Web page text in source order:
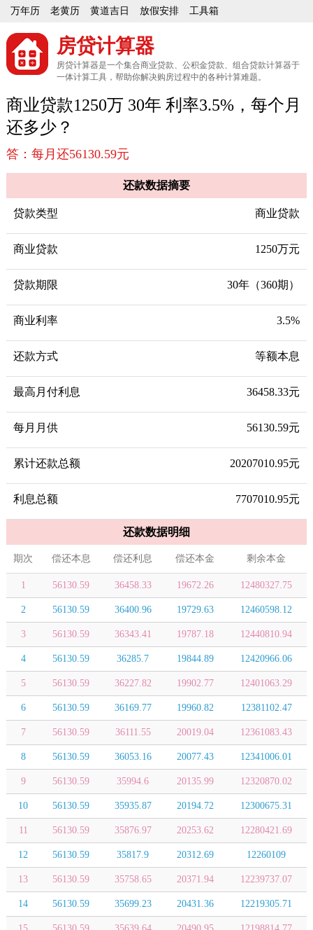
万年历 老黄历 黄道吉日 放假安排 工具箱
房贷计算器
房贷计算器是一个集合商业贷款、公积金贷款、组合贷款计算器于
一体计算工具，帮助你解决购房过程中的各种计算难题。
商业贷款1250万 30年 利率3.5%，每个月
还多少？
答：每月还56130.59元
还款数据摘要
贷款类型 商业贷款
商业贷款 1250万元
贷款期限 30年（360期）
商业利率 3.5%
还款方式 等额本息
最高月付利息 36458.33元
每月月供 56130.59元
累计还款总额 20207010.95元
利息总额 7707010.95元
还款数据明细
期次 偿还本息 偿还利息 偿还本金 剩余本金
1 56130.59 36458.33 19672.26 12480327.75
2 56130.59 36400.96 19729.63 12460598.12
3 56130.59 36343.41 19787.18 12440810.94
4 56130.59 36285.7 19844.89 12420966.06
5 56130.59 36227.82 19902.77 12401063.29
6 56130.59 36169.77 19960.82 12381102.47
7 56130.59 36111.55 20019.04 12361083.43
8 56130.59 36053.16 20077.43 12341006.01
9 56130.59 35994.6 20135.99 12320870.02
10 56130.59 35935.87 20194.72 12300675.31
11 56130.59 35876.97 20253.62 12280421.69
12 56130.59 35817.9 20312.69 12260109
13 56130.59 35758.65 20371.94 12239737.07
14 56130.59 35699.23 20431.36 12219305.71